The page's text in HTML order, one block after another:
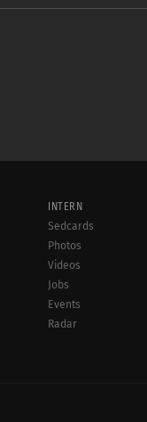
INTERN
Sedcards
Photos
Videos
Jobs
Events
Radar